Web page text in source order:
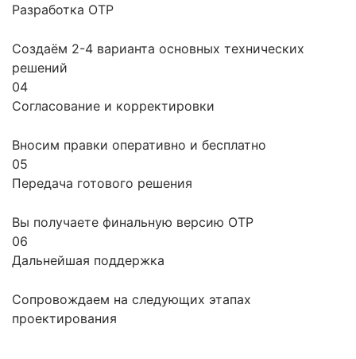
Разработка ОТР
Создаём 2-4 варианта основных технических
решений
04
Согласование и корректировки
Вносим правки оперативно и бесплатно
05
Передача готового решения
Вы получаете финальную версию ОТР
06
Дальнейшая поддержка
Сопровождаем на следующих этапах
проектирования